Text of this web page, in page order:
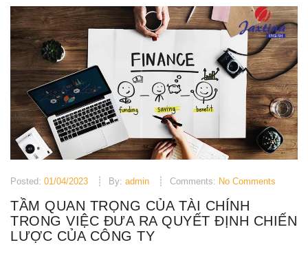
Posted: 01/04/2023 By: admin Comments: No Comments
TẦM QUAN TRỌNG CỦA TÀI CHÍNH
TRONG VIỆC ĐƯA RA QUYẾT ĐỊNH CHIẾN
LƯỢC CỦA CÔNG TY